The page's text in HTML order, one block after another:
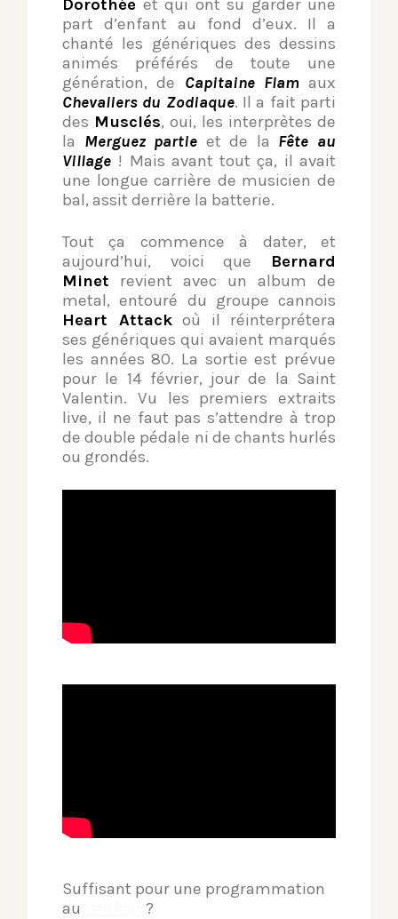
Dorothée et qui ont su garder une
part d’enfant au fond d’eux. Il a
chanté les génériques des dessins
animés préférés de toute une
génération, de Capitaine Flamaux
Chevaliers du Zodiaque. Il a fait parti
des Musclés, oui, les interprètes de
la Merguez partie et de la Fête au
Village ! Mais avant tout ça, il avait
une longue carrière de musicien de
bal, assit derrière la batterie.
Tout ça commence à dater, et
aujourd’hui, voici que Bernard
Minet revient avec un album de
metal, entouré du groupe cannois
Heart Attackoù il réinterprétera
ses génériques qui avaient marqués
les années 80. La sortie est prévue
pour le 14 février, jour de la Saint
Valentin. Vu les premiers extraits
live, il ne faut pas s’attendre à trop
de double pédale ni de chants hurlés
ou grondés.
Suffisant pour une programmation
au
?